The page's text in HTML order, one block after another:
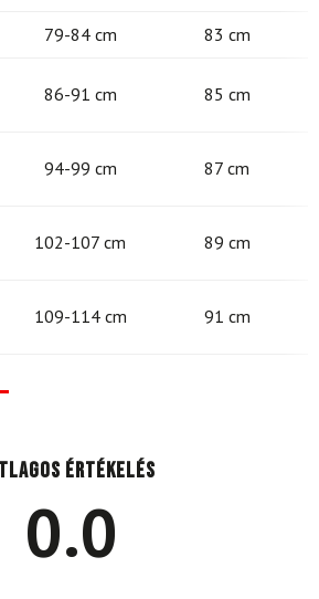
79-84 cm 83 cm
86-91 cm 85 cm
94-99 cm 87 cm
102-107 cm 89 cm
109-114 cm 91 cm
értékelés
0.0